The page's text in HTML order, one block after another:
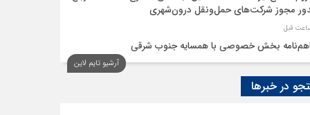
مجوز شرکت‌های حمل‌ونقل درون‌شهری
بخش خصوصی با همسایه جنوب شرقی
اقتصاد‌ها از هوش مصنوعی
آرشیو تایم لاین
در خبرها